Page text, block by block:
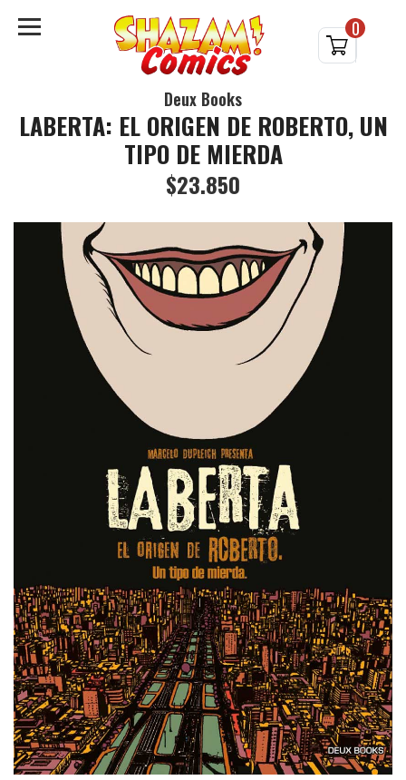
0
Deux Books
LABERTA: EL ORIGEN DE ROBERTO, UN
TIPO DE MIERDA
$23.850